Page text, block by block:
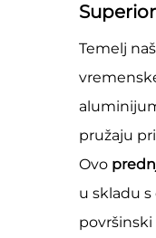
Temelj
pružaju
Ovo
u skladu